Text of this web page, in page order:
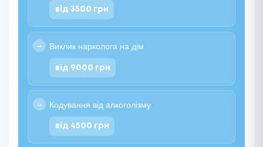
від 3500 грн
Виклик нарколога на дім
від 9000 грн
Кодування від алкоголізму
від 4500 грн